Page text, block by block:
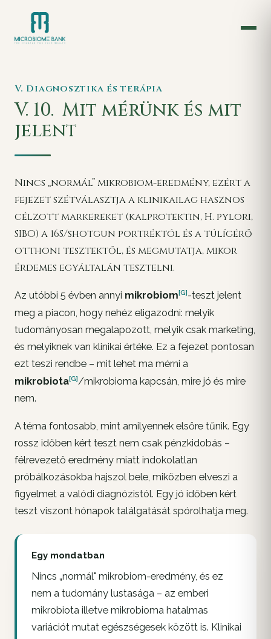
V. Diagnosztika és terápia
V. 10. Mit mérünk és mit
jelent
Nincs „normál” mikrobiom-eredmény, ezért a
fejezet szétválasztja a klinikailag hasznos
célzott markereket (kalprotektin, H. pylori,
SIBO) a 16S/shotgun portréktól és a túlígérő
otthoni tesztektől, és megmutatja, mikor
érdemes egyáltalán tesztelni.
Az utóbbi 5 évben annyi mikrobiom[G]-teszt jelent
meg a piacon, hogy nehéz eligazodni: melyik
tudományosan megalapozott, melyik csak marketing,
és melyiknek van klinikai értéke. Ez a fejezet pontosan
ezt teszi rendbe – mit lehet ma mérni a
mikrobiota[G]/mikrobioma kapcsán, mire jó és mire
nem.
A téma fontosabb, mint amilyennek elsőre tűnik. Egy
rossz időben kért teszt nem csak pénzkidobás –
félrevezető eredmény miatt indokolatlan
próbálkozásokba hajszol bele, miközben elveszi a
figyelmet a valódi diagnózistól. Egy jó időben kért
teszt viszont hónapok találgatását spórolhatja meg.
Egy mondatban
Nincs „normál" mikrobiom-eredmény, és ez
nem a tudomány lustasága – az emberi
mikrobiota illetve mikrobioma hatalmas
variációt mutat egészségesek között is. Klinikai